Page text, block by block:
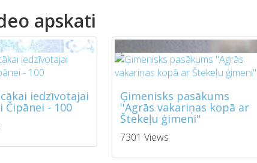
apskati
iedzīvotajai
Čipānei - 100
Ģimenisks pasākums
''Agrās vakariņas kopā ar
Štekeļu ģimeni''
7301 Views